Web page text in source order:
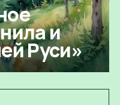
и
Руси»